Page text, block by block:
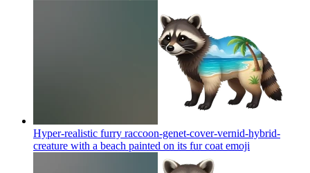
Hyper-realistic furry raccoon-genet-cover-vernid-hybrid-
creature with a beach painted on its fur coat emoji